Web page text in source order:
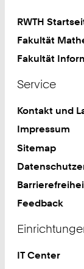
RWTH
Fakultät
Fakultät
Service
Kontakt und
Impressum
Sitemap
Feedback
IT Center